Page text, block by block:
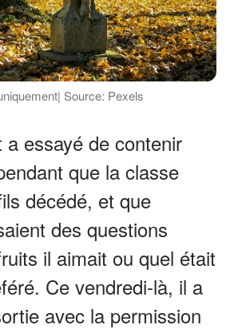
Source: Pexels
essayé de contenir
que la classe
décédé, et que
des questions
il aimait ou quel était
Ce vendredi-là, il a
avec la permission